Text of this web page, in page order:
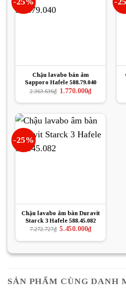
Chậu lavabo bán âm
Sapporo Hafele 588.79.040
2.363.636₫ Giá
là:
1.770.000₫Giá
hiện
tại
1.770.000₫.
-25%
Chậu lavabo âm bàn Duravit
Starck 3 Hafele 588.45.082
7.272.727₫ Giá
là:
5.450.000₫Giá
hiện
tại
5.450.000₫.
SẢN PHẨM CÙNG DANH